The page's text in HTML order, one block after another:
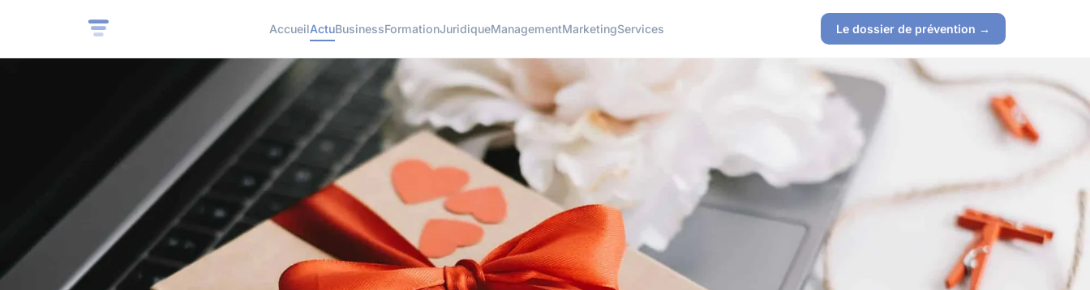
AccueilActuBusinessFormationJuridiqueManagementMarketingServices Le dossier de prévention →